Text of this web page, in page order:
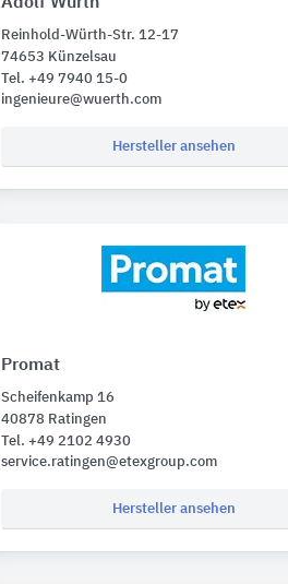
Reinhold-Würth-Str. 12-17
74653 Künzelsau
Tel. +49 7940 15-0
ingenieure@wuerth.com
Hersteller ansehen
Promat
Scheifenkamp 16
40878 Ratingen
Tel. +49 2102 4930
service.ratingen@etexgroup.com
Hersteller ansehen